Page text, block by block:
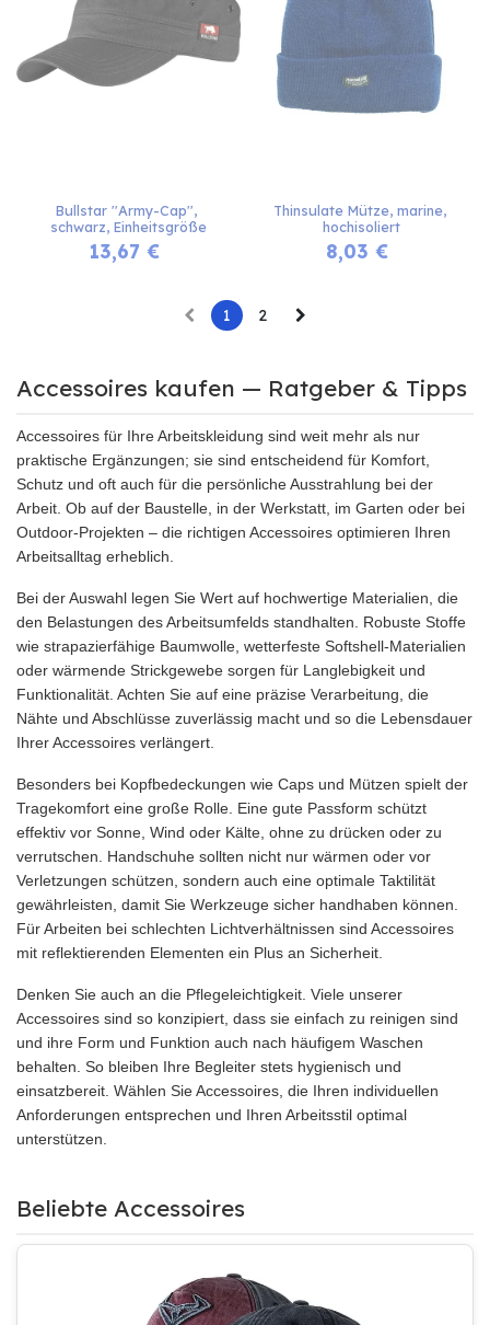
Bullstar ''Army-Cap'',
schwarz, Einheitsgröße
13,67 €
Thinsulate Mütze, marine,
hochisoliert
8,03 €
1 2
Accessoires kaufen — Ratgeber & Tipps
Accessoires für Ihre Arbeitskleidung sind weit mehr als nur
praktische Ergänzungen; sie sind entscheidend für Komfort,
Schutz und oft auch für die persönliche Ausstrahlung bei der
Arbeit. Ob auf der Baustelle, in der Werkstatt, im Garten oder bei
Outdoor-Projekten – die richtigen Accessoires optimieren Ihren
Arbeitsalltag erheblich.
Bei der Auswahl legen Sie Wert auf hochwertige Materialien, die
den Belastungen des Arbeitsumfelds standhalten. Robuste Stoffe
wie strapazierfähige Baumwolle, wetterfeste Softshell-Materialien
oder wärmende Strickgewebe sorgen für Langlebigkeit und
Funktionalität. Achten Sie auf eine präzise Verarbeitung, die
Nähte und Abschlüsse zuverlässig macht und so die Lebensdauer
Ihrer Accessoires verlängert.
Besonders bei Kopfbedeckungen wie Caps und Mützen spielt der
Tragekomfort eine große Rolle. Eine gute Passform schützt
effektiv vor Sonne, Wind oder Kälte, ohne zu drücken oder zu
verrutschen. Handschuhe sollten nicht nur wärmen oder vor
Verletzungen schützen, sondern auch eine optimale Taktilität
gewährleisten, damit Sie Werkzeuge sicher handhaben können.
Für Arbeiten bei schlechten Lichtverhältnissen sind Accessoires
mit reflektierenden Elementen ein Plus an Sicherheit.
Denken Sie auch an die Pflegeleichtigkeit. Viele unserer
Accessoires sind so konzipiert, dass sie einfach zu reinigen sind
und ihre Form und Funktion auch nach häufigem Waschen
behalten. So bleiben Ihre Begleiter stets hygienisch und
einsatzbereit. Wählen Sie Accessoires, die Ihren individuellen
Anforderungen entsprechen und Ihren Arbeitsstil optimal
unterstützen.
Beliebte Accessoires